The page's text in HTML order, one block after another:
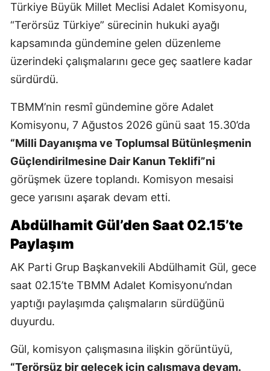
Türkiye Büyük Millet Meclisi Adalet Komisyonu,
“Terörsüz Türkiye” sürecinin hukuki ayağı
kapsamında gündemine gelen düzenleme
üzerindeki çalışmalarını gece geç saatlere kadar
sürdürdü.
TBMM’nin resmî gündemine göre Adalet
Komisyonu, 7 Ağustos 2026 günü saat 15.30’da
“Milli Dayanışma ve Toplumsal Bütünleşmenin
Güçlendirilmesine Dair Kanun Teklifi”ni
görüşmek üzere toplandı. Komisyon mesaisi
gece yarısını aşarak devam etti.
Abdülhamit Gül’den Saat 02.15’te
Paylaşım
AK Parti Grup Başkanvekili Abdülhamit Gül, gece
saat 02.15’te TBMM Adalet Komisyonu’ndan
yaptığı paylaşımda çalışmaların sürdüğünü
duyurdu.
Gül, komisyon çalışmasına ilişkin görüntüyü,
“Terörsüz bir gelecek için çalışmaya devam.